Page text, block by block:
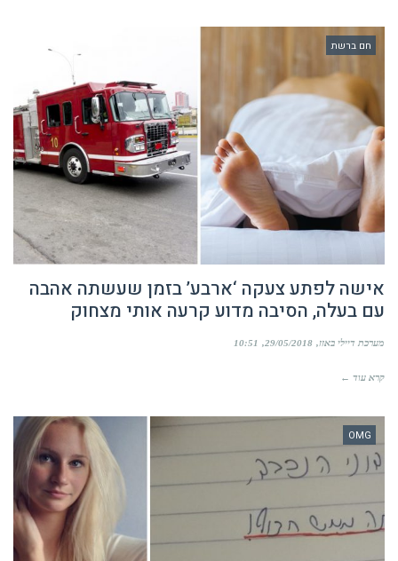
חם ברשת
אישה לפתע צעקה ‘ארבע’ בזמן שעשתה אהבה
עם בעלה, הסיבה מדוע קרעה אותי מצחוק
מערכת דיילי באזז 29/05/2018
10:51
קרא עוד ←
OMG